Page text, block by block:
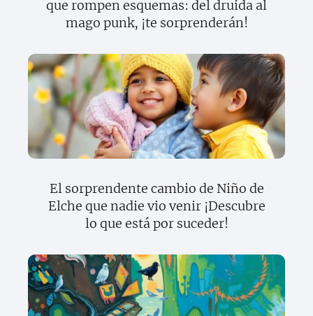
que rompen esquemas: del druida al
mago punk, ¡te sorprenderán!
El sorprendente cambio de Niño de
Elche que nadie vio venir ¡Descubre
lo que está por suceder!